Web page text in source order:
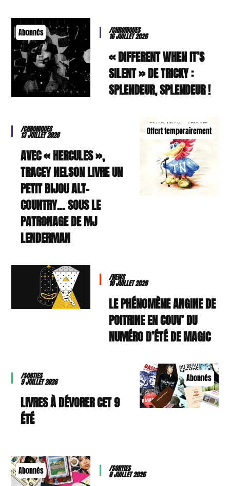
Abonnés /CHRONIQUES
16 JUILLET 2026
« DIFFERENT WHEN IT’S
SILENT » DE TRICKY :
SPLENDEUR, SPLENDEUR !
Offert temporairement
/CHRONIQUES
13 JUILLET 2026
AVEC « HERCULES »,
TRACEY NELSON LIVRE UN
PETIT BIJOU ALT-
COUNTRY… SOUS LE
PATRONAGE DE MJ
LENDERMAN
/NEWS
10 JUILLET 2026
LE PHÉNOMÈNE ANGINE DE
POITRINE EN COUV’ DU
NUMÉRO D’ÉTÉ DE MAGIC
Abonnés
/SORTIES
9 JUILLET 2026
9 LIVRES À DÉVORER CET
ÉTÉ
Abonnés /SORTIES
8 JUILLET 2026